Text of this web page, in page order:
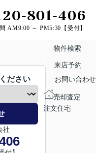
801-406
AM9:00 ～ PM5:30【受付】
ださい
社
物件検索
来店予約
お問い合わせ
売却査定
注文住宅